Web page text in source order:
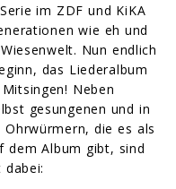
im ZDF und KiKA
wie eh und
Nun endlich
das Liederalbum
Neben
gesungenen und in
die es als
dem Album gibt, sind